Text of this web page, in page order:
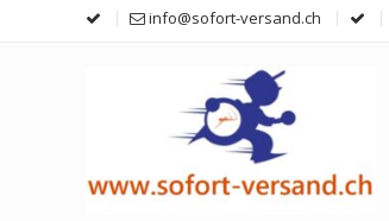
info@sofort-versand.ch